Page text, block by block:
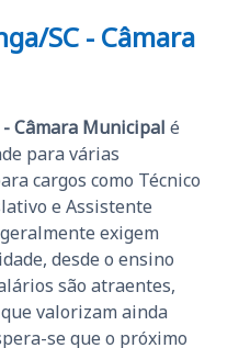
SC - Câmara
Câmara Municipal é
para várias
cargos como Técnico
e Assistente
exigem
desde o ensino
são atraentes,
valorizam ainda
se que o próximo